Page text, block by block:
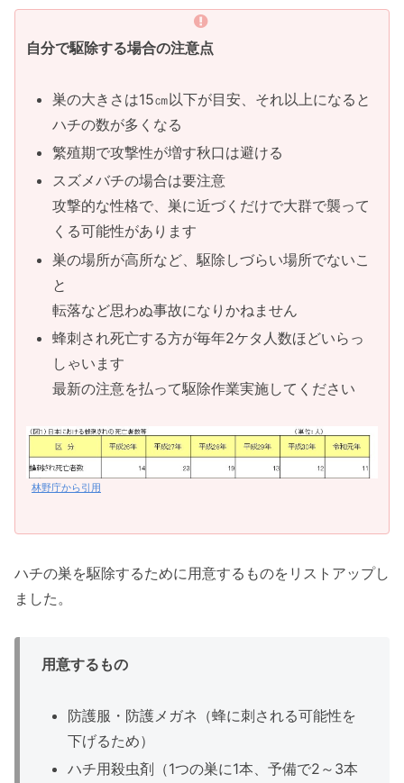
自分で駆除する場合の注意点
巣の大きさは15㎝以下が目安、それ以上になると
ハチの数が多くなる
繁殖期で攻撃性が増す秋口は避ける
スズメバチの場合は要注意
攻撃的な性格で、巣に近づくだけで大群で襲って
くる可能性があります
巣の場所が高所など、駆除しづらい場所でないこ
と
転落など思わぬ事故になりかねません
蜂刺され死亡する方が毎年2ケタ人数ほどいらっ
しゃいます
最新の注意を払って駆除作業実施してください
林野庁から引用
ハチの巣を駆除するために用意するものをリストアップし
ました。
用意するもの
防護服・防護メガネ（蜂に刺される可能性を
下げるため）
ハチ用殺虫剤（1つの巣に1本、予備で2～3本